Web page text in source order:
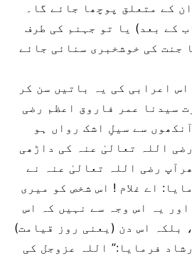
کے متعلق پوچھا جائے گا۔
کے بعد) یا تو جہنم کی طرف
جنت کی خوشخبری سنائی جائے
اعرابی کی یہ باتیں سن کر
سیدنا عمر فاروق اعظم رضی
سے سیلِ اشک رواں ہو
اللہ تعالیٰ عنہ کی داڑھی
رضی اللہ تعالیٰ عنہ نے
اے غلام ! اس شخص کو میری
یہ اس وجہ سے نہیں کہ اس
بلکہ اس دن (یعنی روز قیامت)
فرمایا:” اللہ عزوجل کی